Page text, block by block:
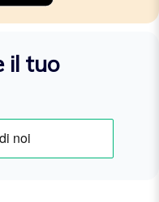
il tuo